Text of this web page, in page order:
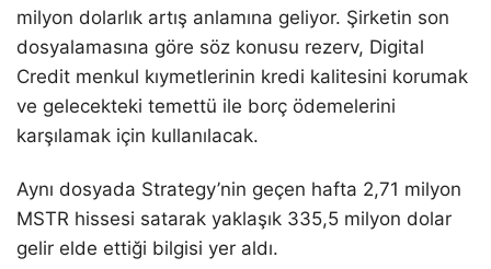
milyon dolarlık artış anlamına geliyor. Şirketin son
dosyalamasına göre söz konusu rezerv, Digital
Credit menkul kıymetlerinin kredi kalitesini korumak
ve gelecekteki temettü ile borç ödemelerini
karşılamak için kullanılacak.
Aynı dosyada Strategy’nin geçen hafta 2,71 milyon
MSTR hissesi satarak yaklaşık 335,5 milyon dolar
gelir elde ettiği bilgisi yer aldı.